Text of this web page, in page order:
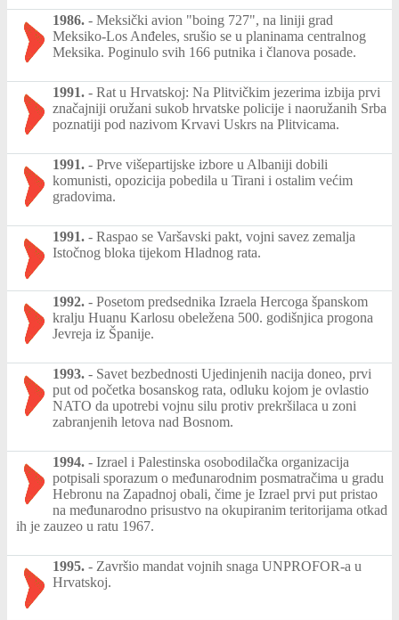
1986. - Meksički avion "boing 727", na liniji grad
Meksiko-Los Anđeles, srušio se u planinama centralnog
Meksika. Poginulo svih 166 putnika i članova posade.
1991. - Rat u Hrvatskoj: Na Plitvičkim jezerima izbija prvi
značajniji oružani sukob hrvatske policije i naoružanih Srba
poznatiji pod nazivom Krvavi Uskrs na Plitvicama.
1991. - Prve višepartijske izbore u Albaniji dobili
komunisti, opozicija pobedila u Tirani i ostalim većim
gradovima.
1991. - Raspao se Varšavski pakt, vojni savez zemalja
Istočnog bloka tijekom Hladnog rata.
1992. - Posetom predsednika Izraela Hercoga španskom
kralju Huanu Karlosu obeležena 500. godišnjica progona
Jevreja iz Španije.
1993. - Savet bezbednosti Ujedinjenih nacija doneo, prvi
put od početka bosanskog rata, odluku kojom je ovlastio
NATO da upotrebi vojnu silu protiv prekršilaca u zoni
zabranjenih letova nad Bosnom.
1994. - Izrael i Palestinska osobodilačka organizacija
potpisali sporazum o međunarodnim posmatračima u gradu
Hebronu na Zapadnoj obali, čime je Izrael prvi put pristao
na međunarodno prisustvo na okupiranim teritorijama otkad
ih je zauzeo u ratu 1967.
1995. - Završio mandat vojnih snaga UNPROFOR-a u
Hrvatskoj.